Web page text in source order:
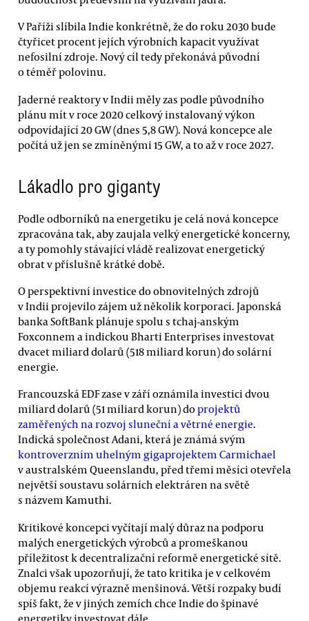
V Paříži slíbila Indie konkrétně, že do roku 2030 bude
čtyřicet procent jejích výrobních kapacit využívat
nefosilní zdroje. Nový cíl tedy překonává původní
o téměř polovinu.
Jaderné reaktory v Indii měly zas podle původního
plánu mít v roce 2020 celkový instalovaný výkon
odpovídající 20 GW (dnes 5,8 GW). Nová koncepce ale
počítá už jen se zmíněnými 15 GW, a to až v roce 2027.
Lákadlo pro giganty
Podle odborníků na energetiku je celá nová koncepce
zpracována tak, aby zaujala velký energetické koncerny,
a ty pomohly stávající vládě realizovat energetický
obrat v příslušně krátké době.
O perspektivní investice do obnovitelných zdrojů
v Indii projevilo zájem už několik korporací. Japonská
banka SoftBank plánuje spolu s tchaj-anským
Foxconnem a indickou Bharti Enterprises investovat
dvacet miliard dolarů (518 miliard korun) do solární
energie.
Francouzská EDF zase v září oznámila investici dvou
miliard dolarů (51 miliard korun) doprojektů
zaměřených na rozvoj sluneční a větrné energie.
Indická společnost Adani, která je známá svým
kontroverzním uhelným gigaprojektem Carmichael
v australském Queenslandu, před třemi měsíci otevřela
největší soustavu solárních elektráren na světě
s názvem Kamuthi.
Kritikové koncepci vyčítají malý důraz na podporu
malých energetických výrobců a promeškanou
příležitost k decentralizační reformě energetické sítě.
Znalci však upozorňují, že tato kritika je v celkovém
objemu reakcí výrazně menšinová. Větší rozpaky budí
spíš fakt, že v jiných zemích chce Indie do špinavé
energetiky investovat dále.